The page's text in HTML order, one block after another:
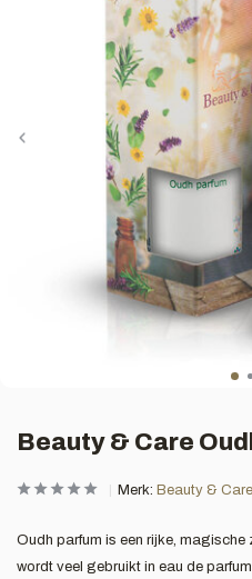
Beauty & Care
Merk: Beauty & Care
Oudh parfum is een rijke, magische
wordt veel gebruikt in eau de